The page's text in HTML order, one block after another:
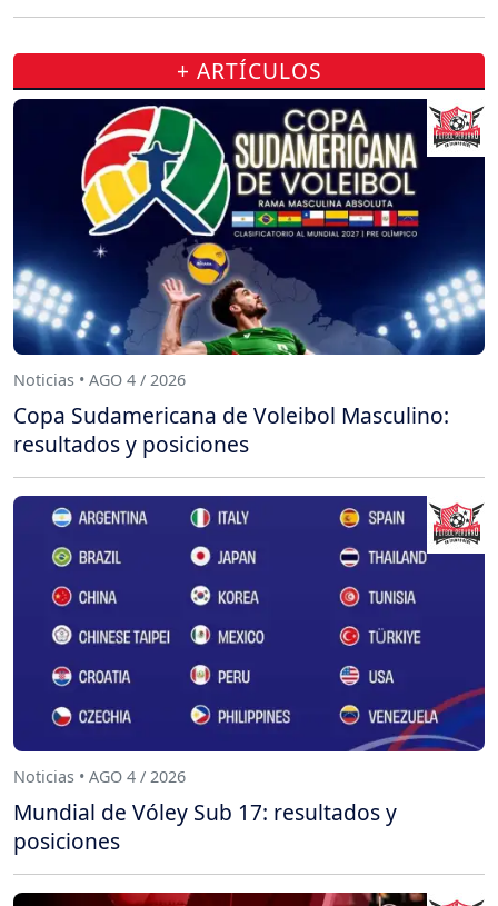
+ ARTÍCULOS
Noticias • AGO 4 / 2026
Copa Sudamericana de Voleibol Masculino:
resultados y posiciones
Noticias • AGO 4 / 2026
Mundial de Vóley Sub 17: resultados y
posiciones